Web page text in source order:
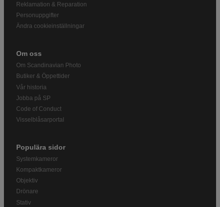
Reklamation & Reparation
Personuppgifter
Ändra cookieinställningar
Om oss
Om Scandinavian Photo
Butiker & Öppettider
Vår historia
Jobba på SP
Code of Conduct
Visselblåsarportal
Populära sidor
Systemkameror
Kompaktkameror
Objektiv
Drönare
Stativ